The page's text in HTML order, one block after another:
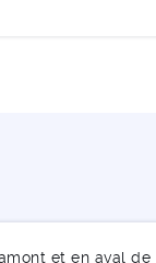
et en aval de